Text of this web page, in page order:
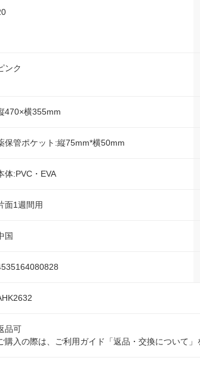
ンク
470×横355mm
保管ポケット:縦75mm*横50mm
体:PVC・EVA
面1週間用
国
品可
購入の際は、ご利用ガイド「返品・交換について」